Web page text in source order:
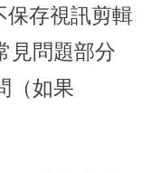
保存視訊剪輯
見問題部分
（如果